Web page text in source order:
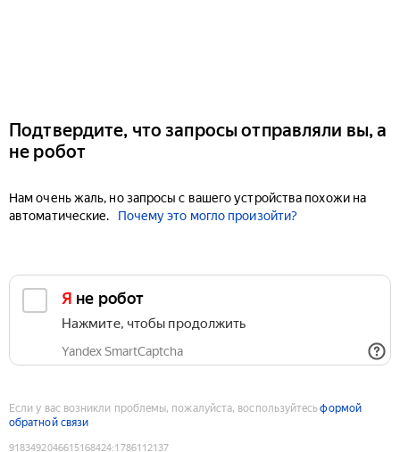
Подтвердите, что запросы отправляли вы, а
не робот
Нам очень жаль, но запросы с вашего устройства похожи на
автоматические.
Почему это могло произойти?
Я не робот
Нажмите, чтобы продолжить
Yandex SmartCaptcha
Если у вас возникли проблемы, пожалуйста, воспользуйтесьформой
обратной связи
9183492046615168424:1786112137